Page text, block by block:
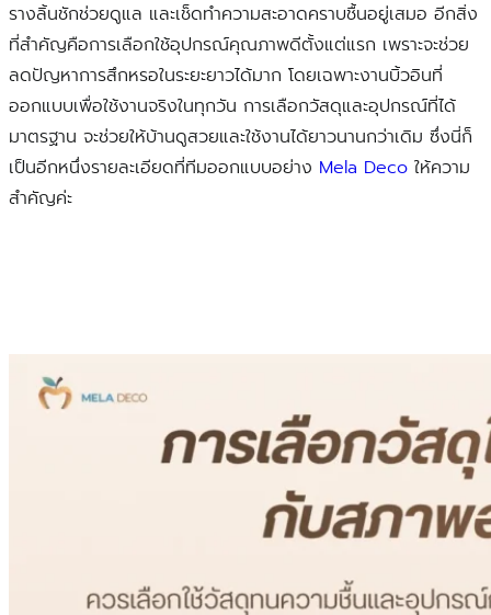
รางลิ้นชักช่วยดูแล และเช็ดทำความสะอาดคราบชื้นอยู่เสมอ อีกสิ่ง
ที่สำคัญคือการเลือกใช้อุปกรณ์คุณภาพดีตั้งแต่แรก เพราะจะช่วย
ลดปัญหาการสึกหรอในระยะยาวได้มาก โดยเฉพาะงานบิ้วอินที่
ออกแบบเพื่อใช้งานจริงในทุกวัน การเลือกวัสดุและอุปกรณ์ที่ได้
มาตรฐาน จะช่วยให้บ้านดูสวยและใช้งานได้ยาวนานกว่าเดิม ซึ่งนี่ก็
เป็นอีกหนึ่งรายละเอียดที่ทีมออกแบบอย่าง Mela Deco ให้ความ
สำคัญค่ะ